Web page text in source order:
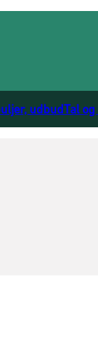
udbudTal